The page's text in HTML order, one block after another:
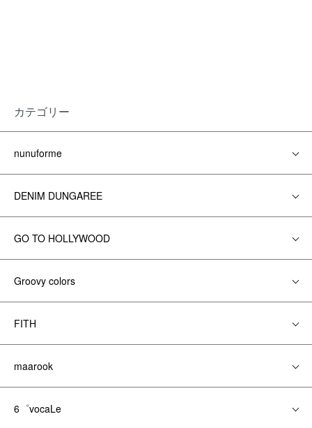
カテゴリー
nunuforme
DENIM DUNGAREE
GO TO HOLLYWOOD
Groovy colors
FITH
maarook
6゜vocaLe